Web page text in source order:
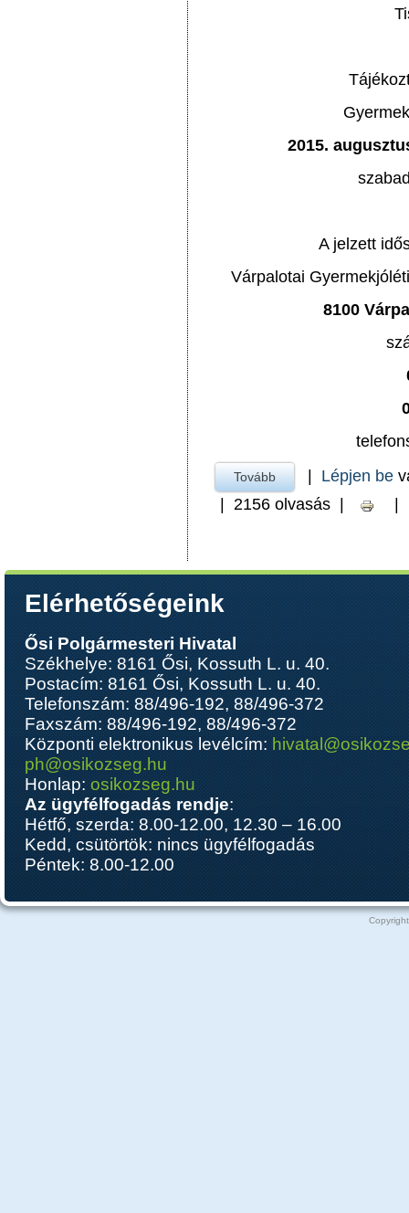
2015.
A jelzett
Várpalotai
8100
Tovább a Gyermekjóléti
Lépjen be
2156 olvasás
Elérhetőségeink
Ősi Polgármesteri Hivatal
Székhelye: 8161 Ősi, Kossuth L. u. 40.
Postacím: 8161 Ősi, Kossuth L. u. 40.
Telefonszám: 88/496-192, 88/496-372
Faxszám: 88/496-192, 88/496-372
Központi elektronikus levélcím:
ph@osikozseg.hu
Honlap:osikozseg.hu
Az ügyfélfogadás rendje:
Hétfő, szerda: 8.00-12.00, 12.30 – 16.00
Kedd, csütörtök: nincs ügyfélfogadás
Péntek: 8.00-12.00